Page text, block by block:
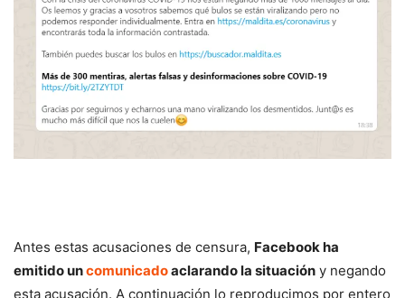
Antes estas acusaciones de censura, Facebook ha
emitido uncomunicadoaclarando la situación y negando
esta acusación. A continuación lo reproducimos por entero